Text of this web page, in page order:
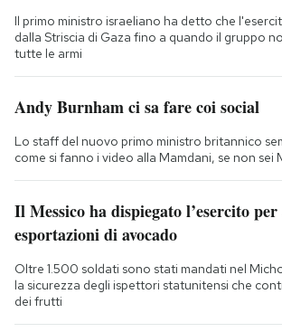
Il primo ministro israeliano ha detto che
dalla Striscia di Gaza fino a quando il gruppo
tutte le armi
Andy Burnham ci sa fare coi social
Lo staff del nuovo primo ministro britannico
come si fanno i video alla Mamdani, se non sei
Il Messico ha dispiegato l’esercito
esportazioni di avocado
Oltre 1.500 soldati sono stati mandati nel
la sicurezza degli ispettori statunitensi che
dei frutti